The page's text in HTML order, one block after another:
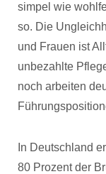
simpel wie
so. Die
und Frauen ist
unbezahlte
noch arbeiten
In Deutschland
80 Prozent der